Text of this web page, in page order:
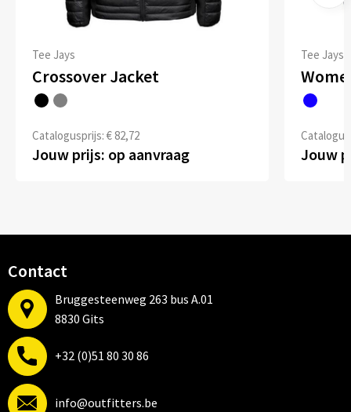
Tee Jays
Crossover Jacket
Catalogusprijs: € 82,72
Jouw prijs: op aanvraag
Tee Jays
Jouw
Contact
Bruggesteenweg 263 bus A.01
8830 Gits
+32 (0)51 80 30 86
info@outfitters.be